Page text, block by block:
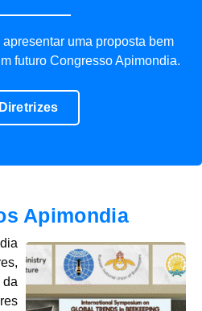
uma proposta bem
futuro Congresso Apimondia.
Apimondia